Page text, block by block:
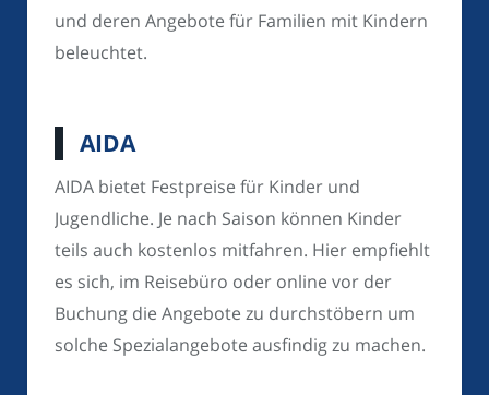
und deren Angebote für Familien mit Kindern
beleuchtet.
AIDA
AIDA bietet Festpreise für Kinder und
Jugendliche. Je nach Saison können Kinder
teils auch kostenlos mitfahren. Hier empfiehlt
es sich, im Reisebüro oder online vor der
Buchung die Angebote zu durchstöbern um
solche Spezialangebote ausfindig zu machen.